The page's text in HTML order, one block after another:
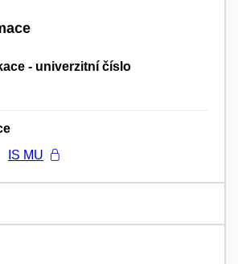
- univerzitní číslo
IS MU